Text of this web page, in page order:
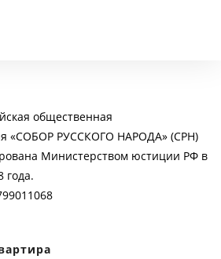
общественная
«СОБОР РУССКОГО НАРОДА» (СРН)
Министерством юстиции РФ в
года.